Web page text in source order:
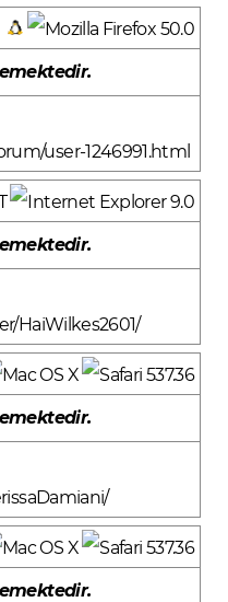
user-1246991.html
HaiWilkes2601/